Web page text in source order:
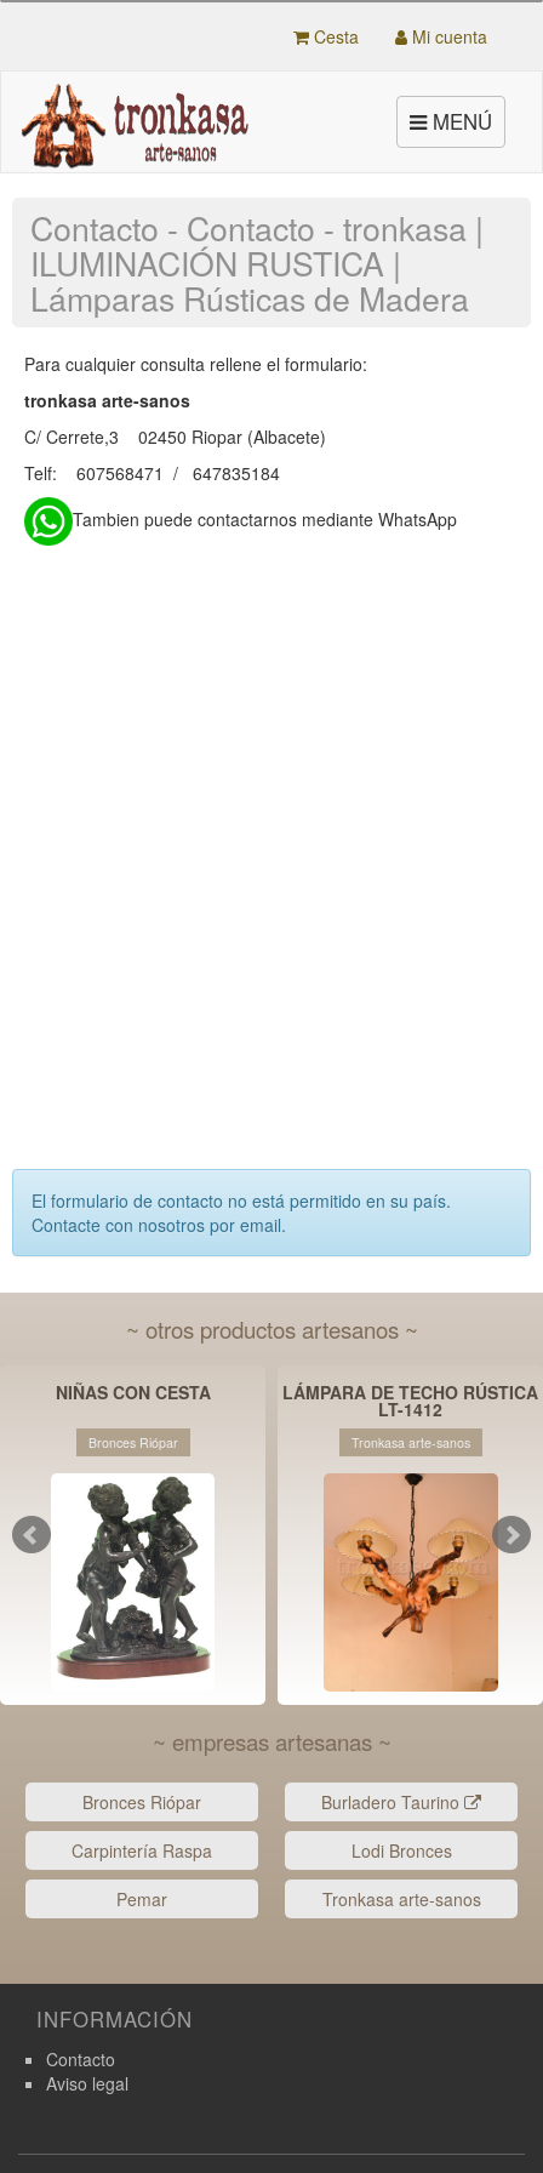
Mi cuenta
Cesta
Toggle
navigation
MENÚ
Contacto - Contacto - tronkasa |
ILUMINACIÓN RUSTICA |
Lámparas Rústicas de Madera
Para cualquier consulta rellene el formulario:
tronkasa arte-sanos
C/ Cerrete,3 02450 Riopar (Albacete)
Telf: 607568471 / 647835184
Tambien puede contactarnos mediante WhatsApp
El formulario de contacto no está permitido en su país.
Contacte con nosotros por email.
~ otros productos artesanos ~
NIÑAS CON CESTA
Bronces Riópar
LÁMPARA DE TECHO RÚSTICA
LT-1412
Tronkasa arte-sanos
~ empresas artesanas ~
Bronces Riópar
Burladero Taurino
Carpintería Raspa
Lodi Bronces
Pemar
Tronkasa arte-sanos
INFORMACIÓN
Contacto
Aviso legal